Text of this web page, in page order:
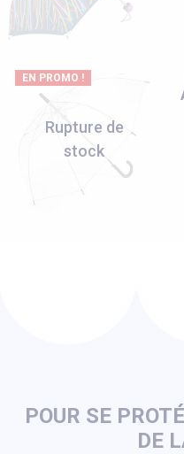
Rupture de
stock
EN PROMO !
POUR SE
DE